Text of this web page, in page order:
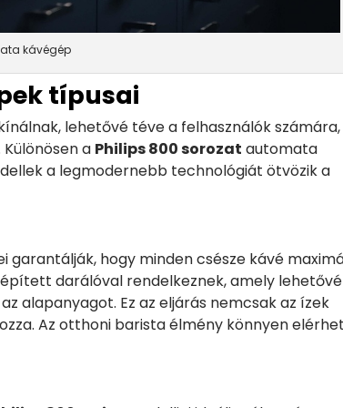
kávégép
típusai
lehetővé téve a felhasználók számára,
a Philips 800 sorozat automata
a legmodernebb technológiát ötvözik a
garantálják, hogy minden csésze kávé
darálóval rendelkeznek, amely lehetővé
alapanyagot. Ez az eljárás nemcsak az ízek
Az otthoni barista élmény könnyen